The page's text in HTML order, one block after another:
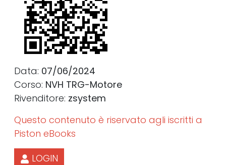
Data: 07/06/2024
Corso: NVH TRG-Motore
Rivenditore: zsystem
Questo contenuto è riservato agli iscritti a
Piston eBooks
LOGIN